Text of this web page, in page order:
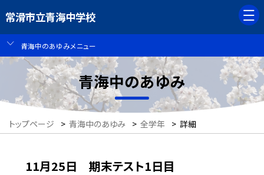
常滑市立青海中学校
青海中のあゆみメニュー
青海中のあゆみ
トップページ > 青海中のあゆみ > 全学年 > 詳細
11月25日 期末テスト1日目